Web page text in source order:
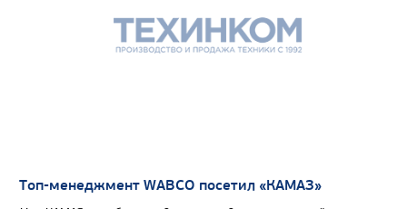
Топ-менеджмент WABCO посетил «КАМАЗ»